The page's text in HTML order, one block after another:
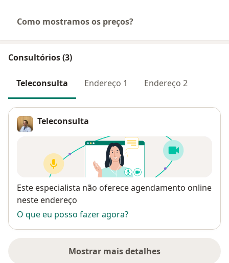
Como mostramos os preços?
Consultórios (3)
Teleconsulta Endereço 1 Endereço 2
Teleconsulta
Disponibilidade
Este especialista não oferece agendamento online
neste endereço
O que eu posso fazer agora?
Mostrar mais detalhes
sobre o endereço